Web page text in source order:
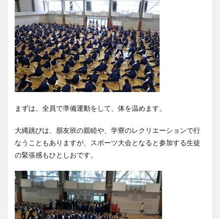
まずは、全員で準備運動をして、体を温めます。
大縄跳びは、朋友班の親睦や、学寮のレクリエーションで行
なうこともありますが、スポーツ大会となると参加する生徒
の緊張感もひとしおです。